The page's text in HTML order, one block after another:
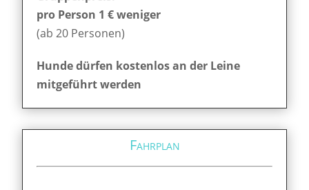
pro Person 1 € weniger
(ab 20 Personen)
Hunde dürfen kostenlos an der Leine
mitgeführt werden
Fahrplan